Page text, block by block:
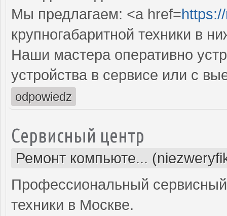
Мы предлагаем: <a href=
крупногабаритной техники в
Наши мастера оперативно
устройства в сервисе или с
odpowiedz
Сервисный центр
Ремонт компьюте...
Профессиональный
техники в Москве.